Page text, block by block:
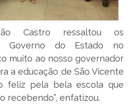
Castro ressaltou os
Governo do Estado no
muito ao nosso governador
a educação de São Vicente
feliz pela bela escola que
recebendo”, enfatizou.